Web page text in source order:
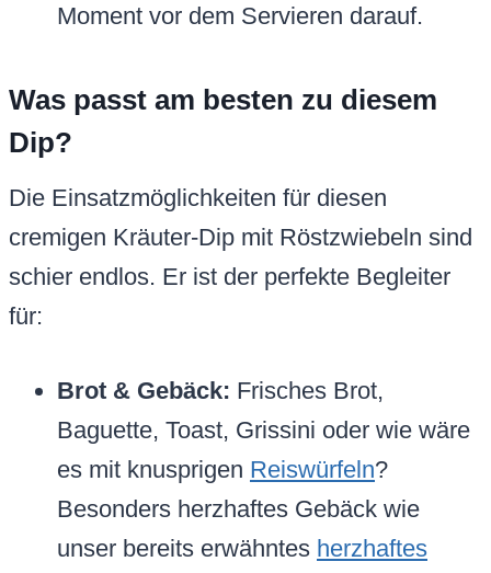
Moment vor dem Servieren darauf.
Was passt am besten zu diesem
Dip?
Die Einsatzmöglichkeiten für diesen
cremigen Kräuter-Dip mit Röstzwiebeln sind
schier endlos. Er ist der perfekte Begleiter
für:
Brot & Gebäck: Frisches Brot,
Baguette, Toast, Grissini oder wie wäre
es mit knusprigen Reiswürfeln?
Besonders herzhaftes Gebäck wie
unser bereits erwähntes herzhaftes